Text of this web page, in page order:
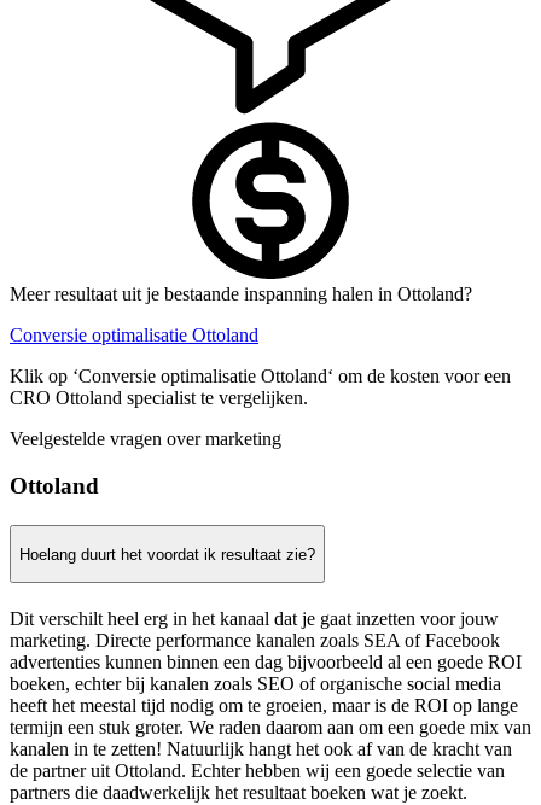
Meer resultaat uit je bestaande inspanning halen in Ottoland?
Conversie optimalisatie Ottoland
Klik op ‘Conversie optimalisatie Ottoland‘ om de kosten voor een
CRO Ottoland specialist te vergelijken.
Veelgestelde vragen over marketing
Ottoland
Hoelang duurt het voordat ik resultaat zie?
Dit verschilt heel erg in het kanaal dat je gaat inzetten voor jouw
marketing. Directe performance kanalen zoals SEA of Facebook
advertenties kunnen binnen een dag bijvoorbeeld al een goede ROI
boeken, echter bij kanalen zoals SEO of organische social media
heeft het meestal tijd nodig om te groeien, maar is de ROI op lange
termijn een stuk groter. We raden daarom aan om een goede mix van
kanalen in te zetten! Natuurlijk hangt het ook af van de kracht van
de partner uit Ottoland. Echter hebben wij een goede selectie van
partners die daadwerkelijk het resultaat boeken wat je zoekt.